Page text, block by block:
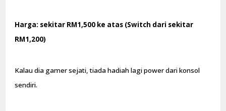
Harga: sekitar RM1,500 ke atas (Switch dari sekitar
RM1,200)
Kalau dia gamer sejati, tiada hadiah lagi power dari konsol
sendiri.